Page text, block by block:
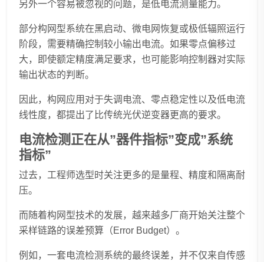
另外一个容易被忽视的问题，是低电流测量能力。
部分构网型系统在黑启动、微电网恢复或极低辐照运行
阶段，需要精确控制较小输出电流。如果零点偏移过
大，即使额定精度满足要求，也可能影响控制器对实际
输出状态的判断。
因此，构网应用对于失调电流、零点稳定性以及低电流
线性度，都提出了比传统光伏逆变器更高的要求。
电流检测正在从”器件指标”变成”系统
指标”
过去，工程师选型时关注更多的是量程、精度和隔离耐
压。
而随着构网型技术的发展，越来越多厂商开始关注整个
采样链路的误差预算（Error Budget）。
例如，一套电流检测系统的最终误差，并不仅来自传感